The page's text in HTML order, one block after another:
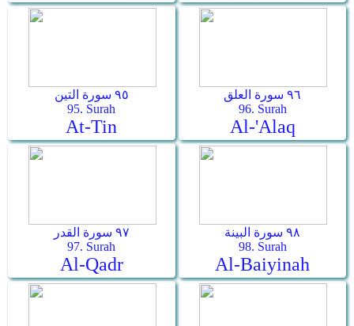
٩٥ سورة التين
95. Surah
At-Tin
٩٦ سورة العلق
96. Surah
Al-'Alaq
٩٧ سورة القدر
97. Surah
Al-Qadr
٩٨ سورة البينة
98. Surah
Al-Baiyinah